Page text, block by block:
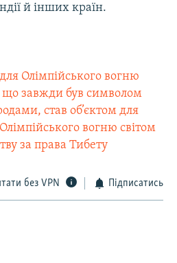
й інших країн.
для Олімпійського вогню
що завжди був символом
став об’єктом для
вогню світом
за права Тибету
без VPN Підписатись